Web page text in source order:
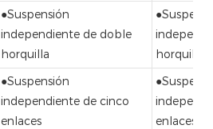
●Suspensión
independiente de doble
horquilla
horquilla
●Suspensión
independiente de cinco
enlaces
enlaces